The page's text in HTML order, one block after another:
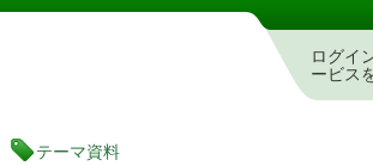
システム
ログイ
ービス
テーマ資料